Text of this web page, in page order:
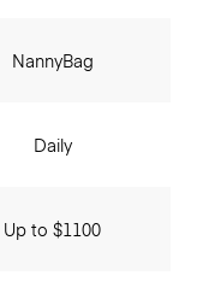
NannyBag
Daily
Up to $1100